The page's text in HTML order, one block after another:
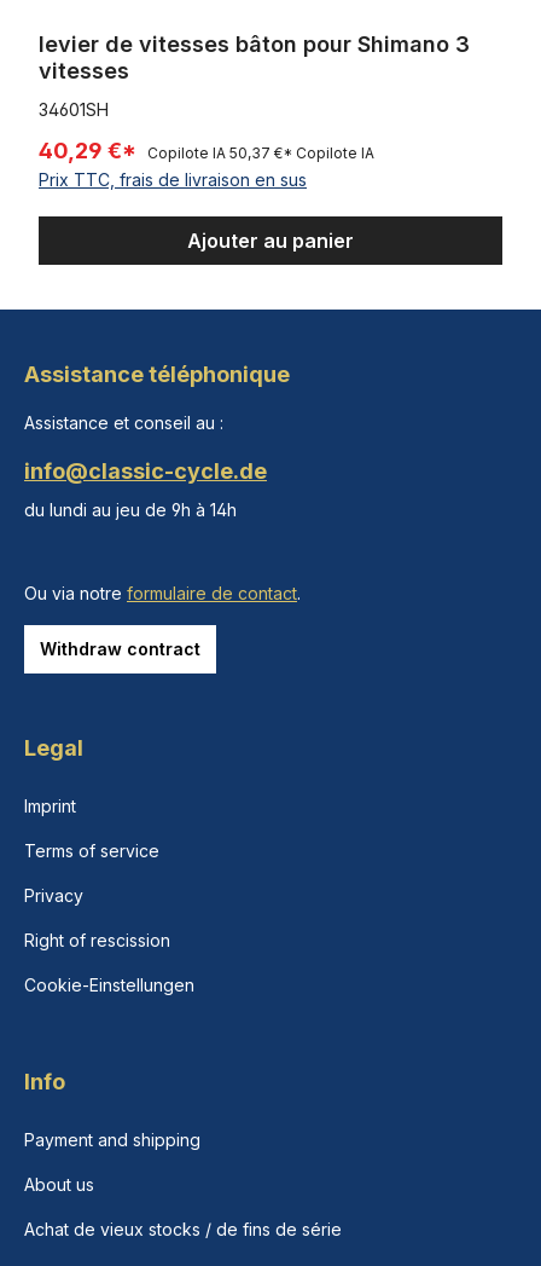
levier de vitesses bâton pour Shimano 3
vitesses
34601SH
40,29 €* Copilote IA 50,37 €* Copilote IA
Prix TTC, frais de livraison en sus
Ajouter au panier
Assistance téléphonique
Assistance et conseil au :
info@classic-cycle.de
du lundi au jeu de 9h à 14h
Ou via notre formulaire de contact.
Withdraw contract
Legal
Imprint
Terms of service
Privacy
Right of rescission
Cookie-Einstellungen
Info
Payment and shipping
About us
Achat de vieux stocks / de fins de série